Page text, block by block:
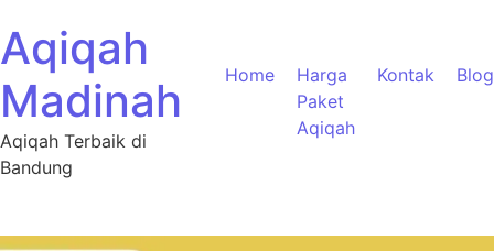
Aqiqah
Madinah
Aqiqah Terbaik di
Bandung
Home
Harga
Paket
Aqiqah
Kontak Blog